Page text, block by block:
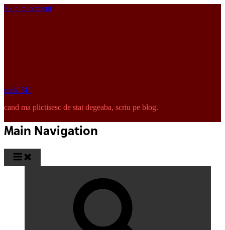
Skip to content
pinkISH
cand ma plictisesc de stat degeaba, scriu pe blog.
Main Navigation